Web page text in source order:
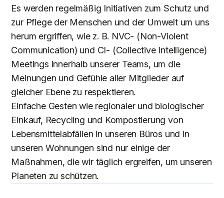
Es werden regelmäßig Initiativen zum Schutz und
zur Pflege der Menschen und der Umwelt um uns
herum ergriffen, wie z. B. NVC- (Non-Violent
Communication) und CI- (Collective Intelligence)
Meetings innerhalb unserer Teams, um die
Meinungen und Gefühle aller Mitglieder auf
gleicher Ebene zu respektieren.
Einfache Gesten wie regionaler und biologischer
Einkauf, Recycling und Kompostierung von
Lebensmittelabfällen in unseren Büros und in
unseren Wohnungen sind nur einige der
Maßnahmen, die wir täglich ergreifen, um unseren
Planeten zu schützen.